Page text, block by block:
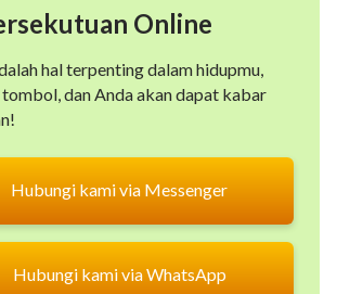
Online
hal terpenting dalam hidupmu,
dan Anda akan dapat kabar
Hubungi kami via Messenger
Hubungi kami via WhatsApp